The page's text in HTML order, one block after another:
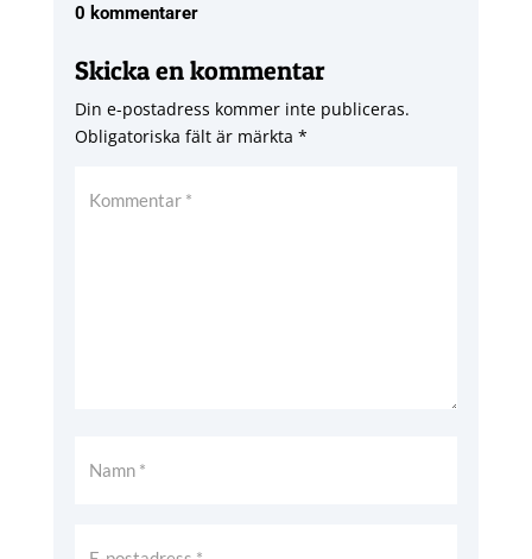
0 kommentarer
Skicka en kommentar
Din e-postadress kommer inte publiceras.
Obligatoriska fält är märkta *